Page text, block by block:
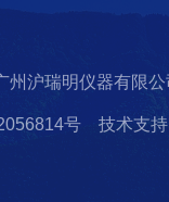
州沪瑞明仪器有限
号 技术支